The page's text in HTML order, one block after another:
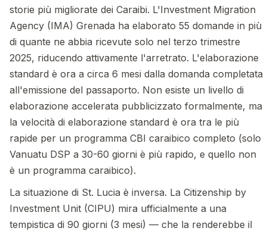
storie più migliorate dei Caraibi. L'Investment Migration
Agency (IMA) Grenada ha elaborato 55 domande in più
di quante ne abbia ricevute solo nel terzo trimestre
2025, riducendo attivamente l'arretrato. L'elaborazione
standard è ora a circa 6 mesi dalla domanda completata
all'emissione del passaporto. Non esiste un livello di
elaborazione accelerata pubblicizzato formalmente, ma
la velocità di elaborazione standard è ora tra le più
rapide per un programma CBI caraibico completo (solo
Vanuatu DSP a 30-60 giorni è più rapido, e quello non
è un programma caraibico).
La situazione di St. Lucia è inversa. La Citizenship by
Investment Unit (CIPU) mira ufficialmente a una
tempistica di 90 giorni (3 mesi) — che la renderebbe il